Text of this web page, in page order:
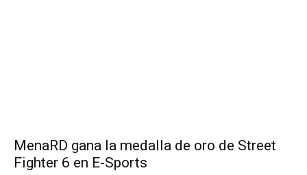
MenaRD gana la medalla de oro de Street
Fighter 6 en E-Sports